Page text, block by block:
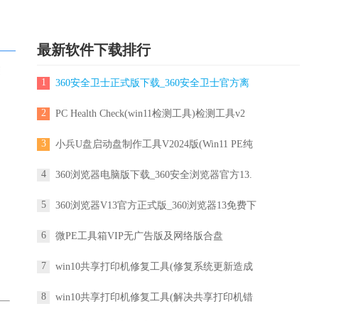
最新软件下载排行
1 360安全卫士正式版下载_360安全卫士官方离
2 PC Health Check(win11检测工具)检测工具v2
3 小兵U盘启动盘制作工具V2024版(Win11 PE纯
4 360浏览器电脑版下载_360安全浏览器官方13.
5 360浏览器V13官方正式版_360浏览器13免费下
6 微PE工具箱VIP无广告版及网络版合盘
7 win10共享打印机修复工具(修复系统更新造成
8 win10共享打印机修复工具(解决共享打印机错